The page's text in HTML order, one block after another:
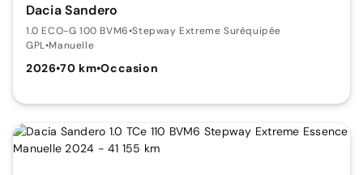
Dacia Sandero
1.0 ECO-G 100 BVM6•Stepway Extreme Suréquipée
GPL•Manuelle
2026•70 km•Occasion